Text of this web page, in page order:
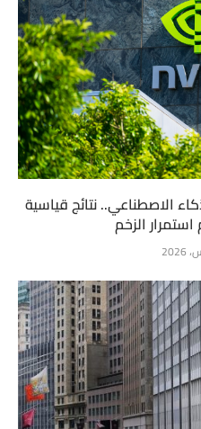
الاصطناعي.. نتائج قياسية
الزخم